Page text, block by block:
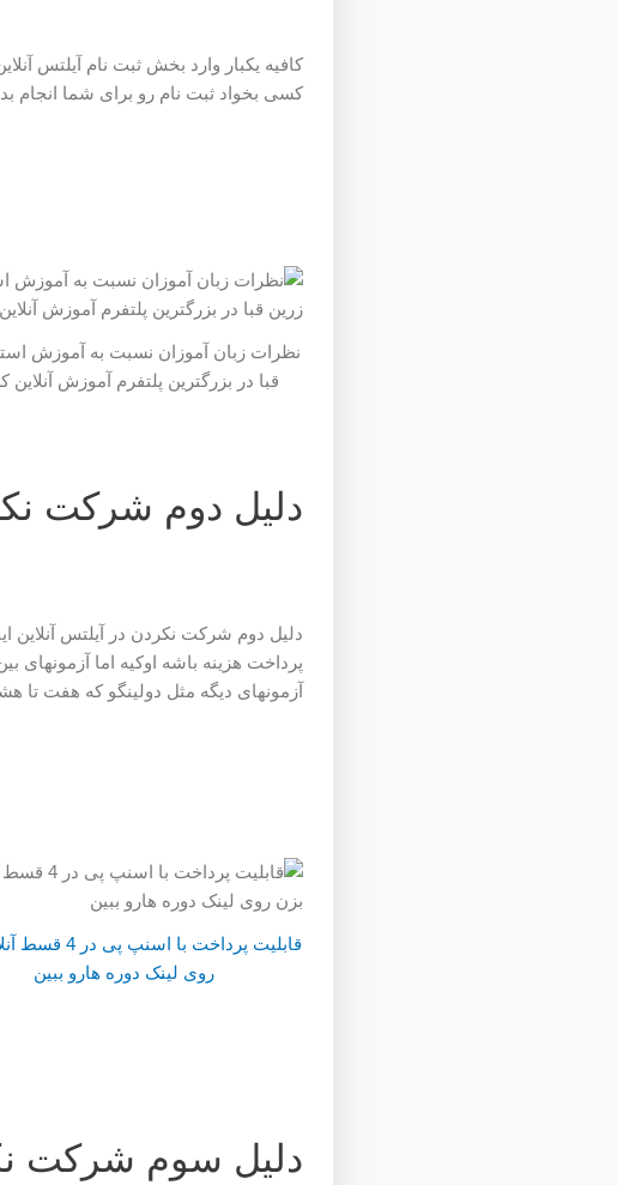
کافیه یکبار وارد بخش ثبت نام آیلتس
کسی بخواد ثبت نام رو برای شما انجام
نظرات زبان آموزان نسبت به آموزش
قبا در بزرگترین پلتفرم آموزش آنلاین
دلیل دوم شرکت
دلیل دوم شرکت نکردن در آیلتس آنلاین
پرداخت هزینه باشه اوکیه اما آزمونهای
آزمونهای دیگه مثل دولینگو که هفت تا
قابلیت پرداخت با
روی لینک دوره هارو ببین
دلیل سوم شرکت